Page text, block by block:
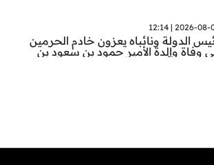
2026-08-07 |
الدولة ونائباه يعزون خادم الحرمين
وفاة والدة الأمير حمود بن سعود بن